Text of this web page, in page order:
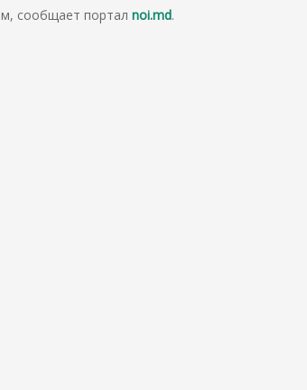
сообщает портал noi.md.